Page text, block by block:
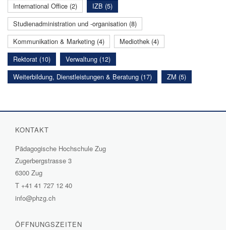
International Office (2)
IZB (5)
Studienadministration und -organisation (8)
Kommunikation & Marketing (4)
Mediothek (4)
Rektorat (10)
Verwaltung (12)
Weiterbildung, Dienstleistungen & Beratung (17)
ZM (5)
KONTAKT
Pädagogische Hochschule Zug
Zugerbergstrasse 3
6300 Zug
T +41 41 727 12 40
info@phzg.ch
ÖFFNUNGSZEITEN